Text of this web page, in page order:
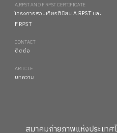
A.RPST AND F.RPST CERTIFICATE
โครงการสอบเกียรตินิยม A.RPST และ
F.RPST
CONTACT
ติดต่อ
ARTICLE
บทความ
สมาคมถ่ายภาพแห่งประเท